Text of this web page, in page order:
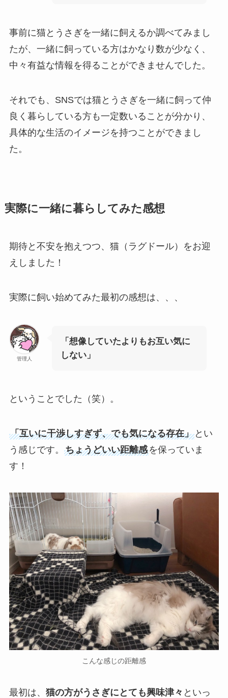
事前に猫とうさぎを一緒に飼えるか調べてみまし
たが、一緒に飼っている方はかなり数が少なく、
中々有益な情報を得ることができませんでした。
それでも、SNSでは猫とうさぎを一緒に飼って仲
良く暮らしている方も一定数いることが分かり、
具体的な生活のイメージを持つことができまし
た。
実際に一緒に暮らしてみた感想
期待と不安を抱えつつ、猫（ラグドール）をお迎
えしました！
実際に飼い始めてみた最初の感想は、、、
管理人
「想像していたよりもお互い気に
しない」
ということでした（笑）。
「互いに干渉しすぎず、でも気になる存在」とい
う感じです。 ちょうどいい距離感を保っていま
す！
こんな感じの距離感
最初は、 猫の方がうさぎにとても興味津々 といっ